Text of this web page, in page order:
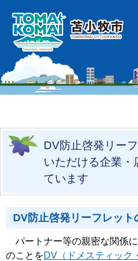
DV防止啓発リー
いただける企業・
ています
DV防止啓発リーフレット
パートナー等の親密な関係
のことをDV（ドメスティック